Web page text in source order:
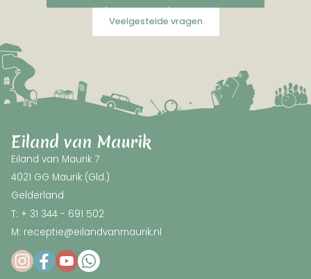
Veelgestelde vragen
Eiland van Maurik
Eiland van Maurik 7
4021 GG Maurik (Gld.)
Gelderland
T: + 31 344 - 691 502
M: receptie@eilandvanmaurik.nl